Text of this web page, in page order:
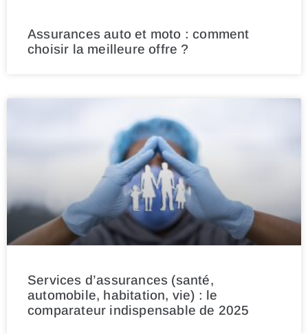
Assurances auto et moto : comment
choisir la meilleure offre ?
Services d’assurances (santé,
automobile, habitation, vie) : le
comparateur indispensable de 2025